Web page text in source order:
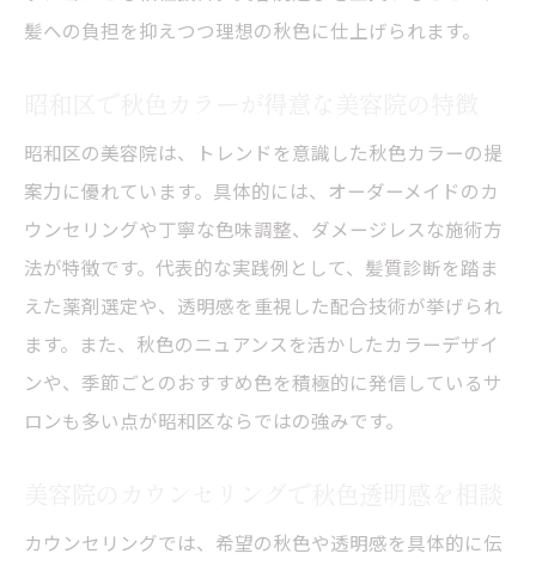
由
出す
美容院で秋色透明感を実現するための工夫
髪に優しい秋色カラーの秘訣を解説
美容院で髪に優しい秋色カラーを実現する
秘訣
ブリーチなしで髪を守る美容院の施術ポイ
ント
髪への負担を抑えつつ理想の秋色に仕上げられます。
昭和区の美容院は、トレンドを意識した秋色カラーの提
案力に優れています。具体的には、オーダーメイドのカ
ウンセリングや丁寧な色味調整、ダメージレスな施術方
法が特徴です。代表的な実践例として、髪質診断を踏ま
えた薬剤選定や、透明感を重視した配合技術が挙げられ
ます。また、秋色のニュアンスを活かしたカラーデザイ
ンや、季節ごとのおすすめ色を積極的に発信しているサ
ロンも多い点が昭和区ならではの強みです。
カウンセリングでは、希望の秋色や透明感を具体的に伝